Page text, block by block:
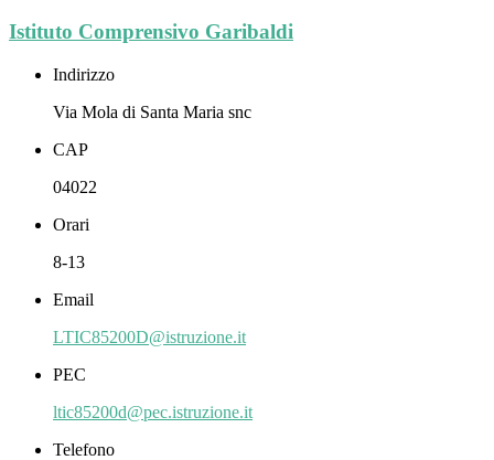
Istituto Comprensivo Garibaldi
Indirizzo
Via Mola di Santa Maria snc
CAP
04022
Orari
8-13
Email
LTIC85200D@istruzione.it
PEC
ltic85200d@pec.istruzione.it
Telefono